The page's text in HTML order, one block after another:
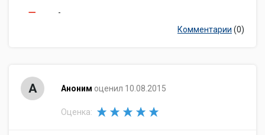
-
Комментарии (0)
А Аноним оценил 10.08.2015
Оценка: